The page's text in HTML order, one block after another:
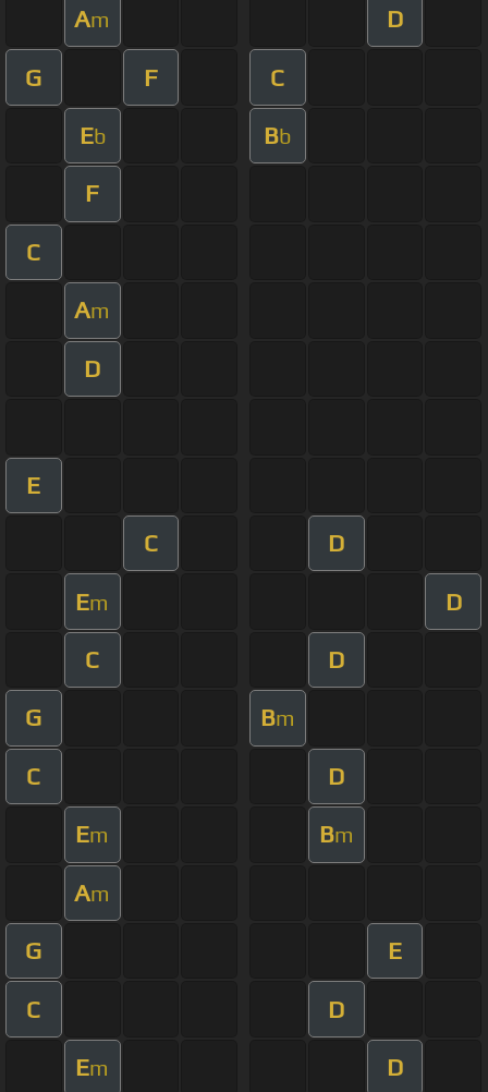
Am D
G F C
Eb Bb
F
C
Am
D
E
C D
Em D
C D
G Bm
C D
Em Bm
Am
G E
C D
Em D